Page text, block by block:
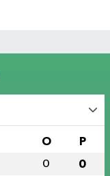
O P
0 0